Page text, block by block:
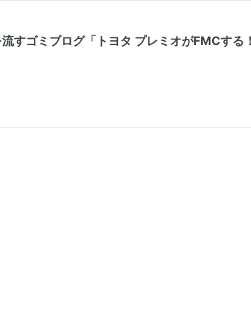
すゴミブログ「トヨタ プレミオがFMCす